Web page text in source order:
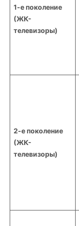
1-е поколение
(ЖК-
телевизоры)
2-е поколение
(ЖК-
телевизоры)